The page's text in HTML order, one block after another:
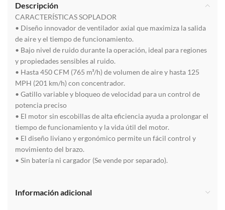
Descripción
CARACTERÍSTICAS SOPLADOR
• Diseño innovador de ventilador axial que maximiza la salida
de aire y el tiempo de funcionamiento.
• Bajo nivel de ruido durante la operación, ideal para regiones
y propiedades sensibles al ruido.
• Hasta 450 CFM (765 m³/h) de volumen de aire y hasta 125
MPH (201 km/h) con concentrador.
• Gatillo variable y bloqueo de velocidad para un control de
potencia preciso
• El motor sin escobillas de alta eficiencia ayuda a prolongar el
tiempo de funcionamiento y la vida útil del motor.
• El diseño liviano y ergonómico permite un fácil control y
movimiento del brazo.
• Sin batería ni cargador (Se vende por separado).
Información adicional